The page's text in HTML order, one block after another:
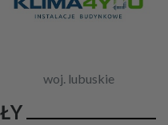
woj. lubuskie